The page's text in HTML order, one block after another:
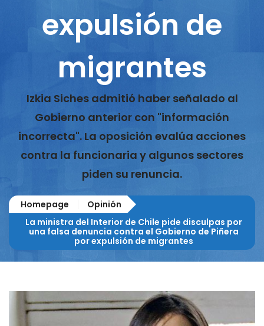
expulsión de
migrantes
Izkia Siches admitió haber señalado al
Gobierno anterior con "información
incorrecta". La oposición evalúa acciones
contra la funcionaria y algunos sectores
piden su renuncia.
Homepage
Opinión
La ministra del Interior de Chile pide disculpas por
una falsa denuncia contra el Gobierno de Piñera
por expulsión de migrantes